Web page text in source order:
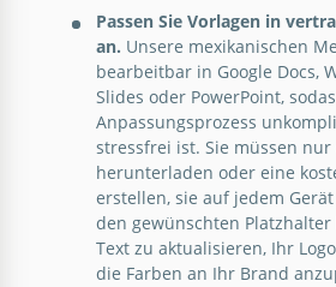
Suchen Sie nach einem neuen
Restaurant?
Google Slides
Passen Sie Vorlagen in
an. Unsere mexikanischen
bearbeitbar in Google Docs,
Slides oder PowerPoint,
Anpassungsprozess
stressfrei ist. Sie müssen nur
herunterladen oder eine
erstellen, sie auf jedem
den gewünschten
Text zu aktualisieren, Ihr
die Farben an Ihr Brand